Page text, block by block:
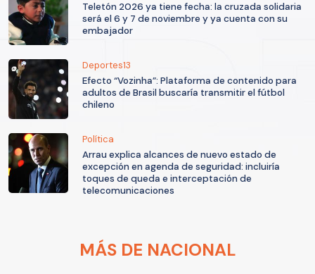
Teletón 2026 ya tiene fecha: la cruzada solidaria
será el 6 y 7 de noviembre y ya cuenta con su
embajador
Deportes13
Efecto “Vozinha”: Plataforma de contenido para
adultos de Brasil buscaría transmitir el fútbol
chileno
Política
Arrau explica alcances de nuevo estado de
excepción en agenda de seguridad: incluiría
toques de queda e interceptación de
telecomunicaciones
MÁS DE NACIONAL